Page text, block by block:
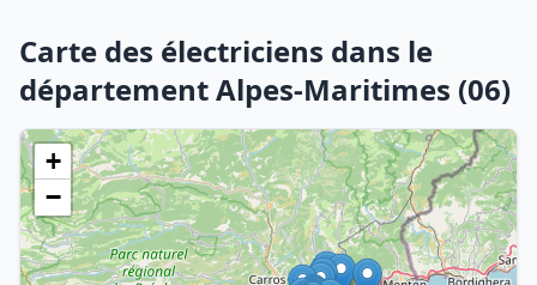
Carte des électriciens dans le
département Alpes-Maritimes (06)
+
−